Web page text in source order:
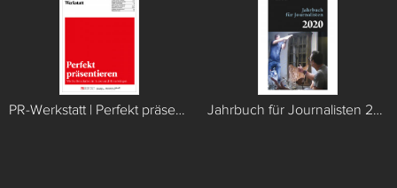
PR-Werkstatt | Perfekt präsentieren Jahrbuch für Journalisten 2020